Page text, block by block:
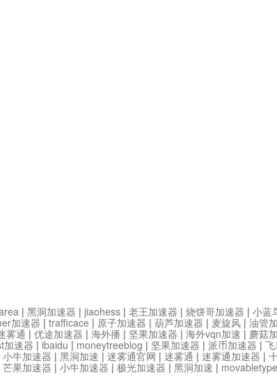
| 黑洞加速器 | jiaohess | 老王加速器 | 烧饼哥加速器 | 小蓝
加速器 | trafficace | 原子加速器 | 葫芦加速器 | 麦旋风 | 油管
雾通 | 优途加速器 | 海外播 | 坚果加速器 | 海外vqn加速 | 蘑菇
加速器 | ibaidu | moneytreeblog | 坚果加速器 | 派币加速器 |
小牛加速器 | 黑洞加速 | 迷雾通官网 | 迷雾通 | 迷雾通加速器 |
芒果加速器 | 小牛加速器 | 极光加速器 | 黑洞加速 |